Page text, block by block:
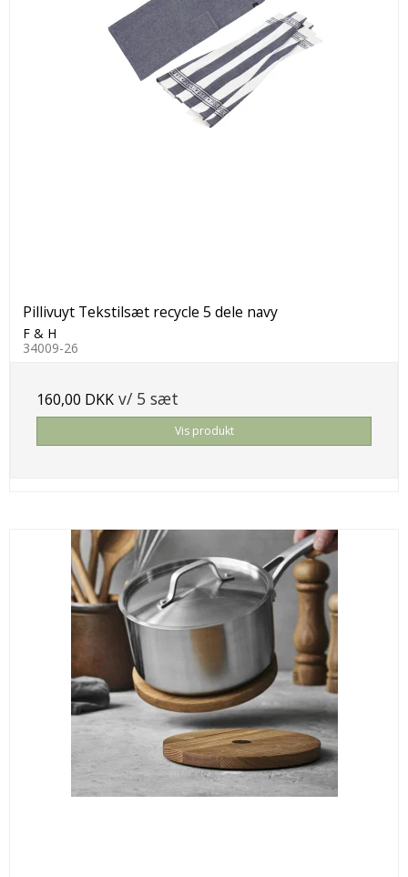
Pillivuyt Tekstilsæt recycle 5 dele navy
F & H
34009-26
160,00 DKK v/ 5 sæt
Vis produkt